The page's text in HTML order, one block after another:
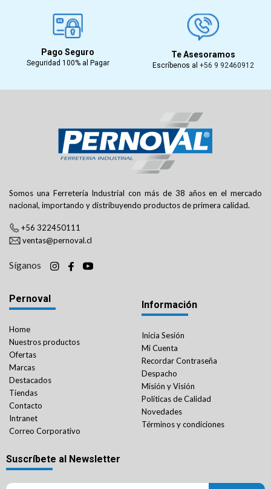
Pago Seguro
Seguridad 100% al Pagar
Te Asesoramos
Escríbenos al +56 9 92460912
Somos una Ferretería Industrial con más de 38 años en el mercado
nacional, importando y distribuyendo productos de primera calidad.
+56 322450111
ventas@pernoval.cl
Síganos
Pernoval
Home
Nuestros productos
Ofertas
Marcas
Destacados
Tiendas
Contacto
Intranet
Correo Corporativo
Información
Inicia Sesión
Mi Cuenta
Recordar Contraseña
Despacho
Misión y Visión
Políticas de Calidad
Novedades
Términos y condiciones
Suscríbete al Newsletter